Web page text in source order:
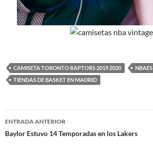
CAMISETA TORONTO RAPTORS 2019 2020
NBAES
TIENDAS DE BASKET EN MADRID
Navegación
de
ENTRADA ANTERIOR
Baylor Estuvo 14 Temporadas en los Lakers